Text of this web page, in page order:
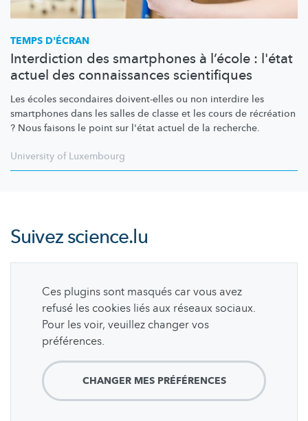
TEMPS D'ÉCRAN
Interdiction des smartphones à l’école : l'état
actuel des connaissances scientifiques
Les écoles secondaires doivent-elles ou non interdire les
smartphones dans les salles de classe et les cours de récréation
? Nous faisons le point sur l'état actuel de la recherche.
University of Luxembourg
Suivezscience.lu
Ces plugins sont masqués car vous avez
refusé les cookies liés aux réseaux sociaux.
Pour les voir, veuillez changer vos
préférences.
CHANGER MES PRÉFÉRENCES